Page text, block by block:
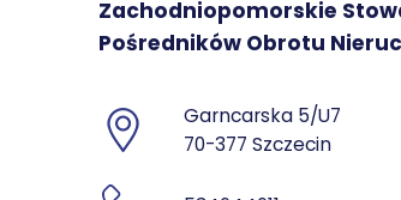
Zachodniopomorskie
Pośredników Obrotu
Garncarska 5/U7
70-377 Szczecin